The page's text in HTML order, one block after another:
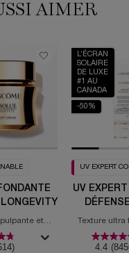
AIMER
et
PDRN
L’ÉCRAN
SOLAIRE
DE LUXE
#1 AU
CANADA
-50%
UV EXPERT
UV
Texture ultra
solaire
4.4